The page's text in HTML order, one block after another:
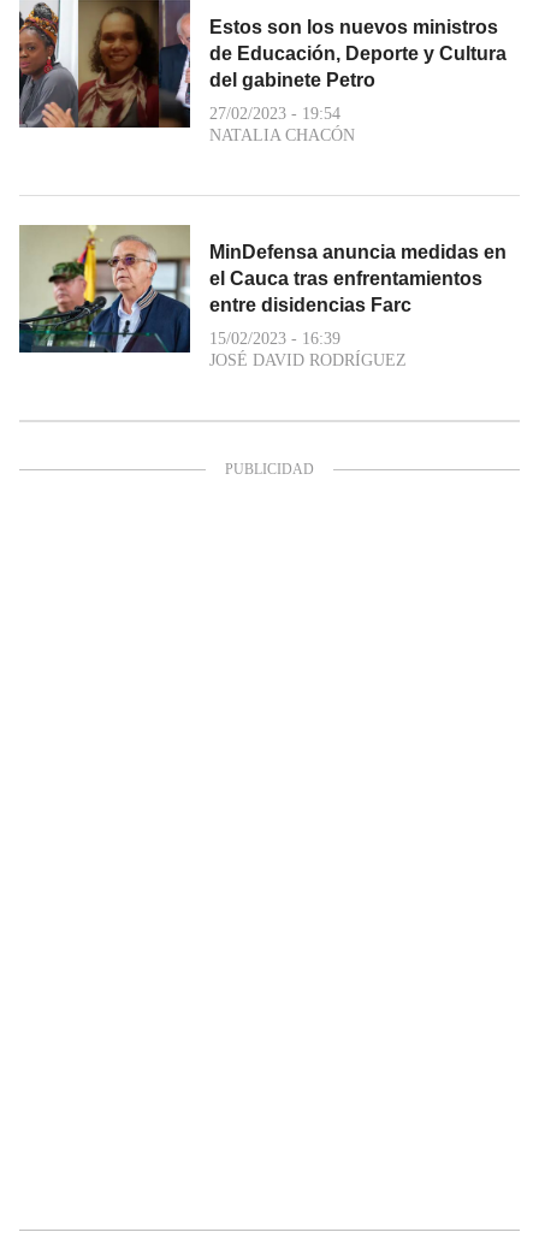
Estos son los nuevos ministros
de Educación, Deporte y Cultura
del gabinete Petro
27/02/2023 - 19:54
NATALIA CHACÓN
MinDefensa anuncia medidas en
el Cauca tras enfrentamientos
entre disidencias Farc
15/02/2023 - 16:39
JOSÉ DAVID RODRÍGUEZ